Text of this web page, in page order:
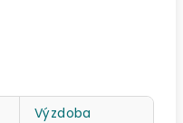
Výzdoba